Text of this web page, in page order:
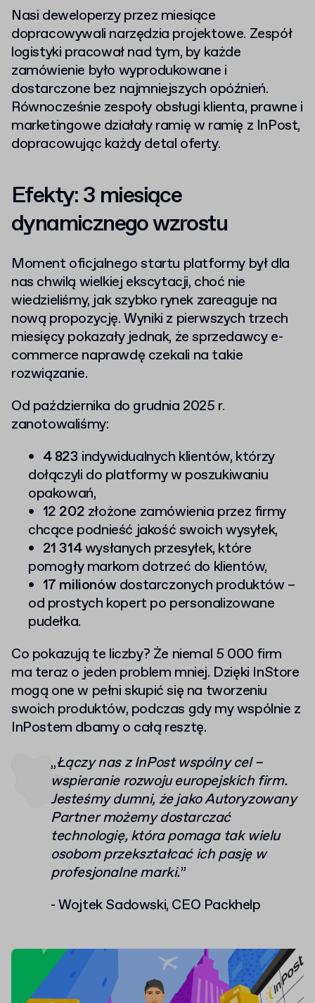
Nasi deweloperzy przez miesiące
dopracowywali narzędzia projektowe. Zespół
logistyki pracował nad tym, by każde
zamówienie było wyprodukowane i
dostarczone bez najmniejszych opóźnień.
Równocześnie zespoły obsługi klienta, prawne i
marketingowe działały ramię w ramię z InPost,
dopracowując każdy detal oferty.
Efekty: 3 miesiące
dynamicznego wzrostu
Moment oficjalnego startu platformy był dla
nas chwilą wielkiej ekscytacji, choć nie
wiedzieliśmy, jak szybko rynek zareaguje na
nową propozycję. Wyniki z pierwszych trzech
miesięcy pokazały jednak, że sprzedawcy e-
commerce naprawdę czekali na takie
rozwiązanie.
Od października do grudnia 2025 r.
zanotowaliśmy:
4 823 indywidualnych klientów, którzy
dołączyli do platformy w poszukiwaniu
opakowań,
12 202 złożone zamówienia przez firmy
chcące podnieść jakość swoich wysyłek,
21 314wysłanych przesyłek, które
pomogły markom dotrzeć do klientów,
17 milionówdostarczonych produktów –
od prostych kopert po personalizowane
pudełka.
Co pokazują te liczby? Że niemal 5 000 firm
ma teraz o jeden problem mniej. Dzięki InStore
mogą one w pełni skupić się na tworzeniu
swoich produktów, podczas gdy my wspólnie z
InPostem dbamy o całą resztę.
„Łączy nas z InPost wspólny cel –
wspieranie rozwoju europejskich firm.
Jesteśmy dumni, że jako Autoryzowany
Partner możemy dostarczać
technologię, która pomaga tak wielu
osobom przekształcać ich pasję w
profesjonalne marki.”
-Wojtek Sadowski, CEO Packhelp